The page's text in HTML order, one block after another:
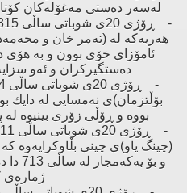
لەسەر دەستی مەغۆلەكان
هەریەكە لە (تەمر خان ‌و
ئامۆزای خۆی بوون ‌و بە هۆی
دەستگیركران ‌و ئەو
بۆڵتزمان)ی نەمسایی لە دایك
بووە ‌و ڕۆڵی زۆری بینیوە
(چینگ یاو)ی چینی بڵاوكرایەوە
‌و بۆ
ژمارەی